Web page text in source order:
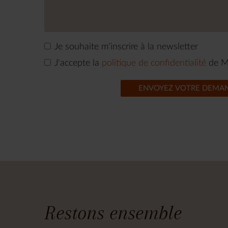
Je souhaite m'inscrire à la newsletter
J'accepte la politique de confidentialité de
ENVOYEZ VOTRE
Restons ensemble